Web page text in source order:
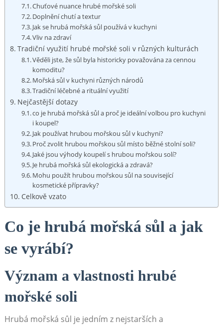
Chuťové nuance hrubé⁤ mořské soli
Doplnění chutí a textur
Jak se hrubá mořská sůl používá v kuchyni
Vliv ⁢na zdraví
Tradiční využití hrubé mořské soli v různých kulturách
Věděli jste, že sůl⁤ byla historicky považována za cennou‌
komoditu?
Mořská sůl‌ v kuchyni různých národů
Tradiční ‌léčebné a rituální využití
Nejčastější⁢ dotazy
co je hrubá mořská sůl a proč je ideální⁣ volbou pro kuchyni
i koupel?
Jak používat ⁢hrubou mořskou sůl v kuchyni?
Proč zvolit hrubou mořskou sůl místo běžné stolní soli?
Jaké jsou výhody koupelí s ⁤hrubou mořskou ⁤solí?
Je hrubá mořská ⁤sůl ekologická a zdravá?
Mohu použít hrubou mořskou sůl na související
kosmetické přípravky?
Celkově vzato
Co je hrubá mořská ⁢sůl a ⁣jak
se ⁢vyrábí?
Význam a vlastnosti hrubé
mořské soli
Hrubá mořská sůl ‌je jedním z nejstarších a